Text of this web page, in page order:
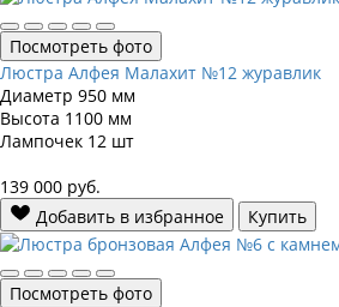
Посмотреть фото
Люстра Алфея Малахит №12 журавлик
Диаметр 950 мм
Высота 1100 мм
Лампочек 12 шт
139 000 руб.
Добавить в избранное
Купить
Посмотреть фото